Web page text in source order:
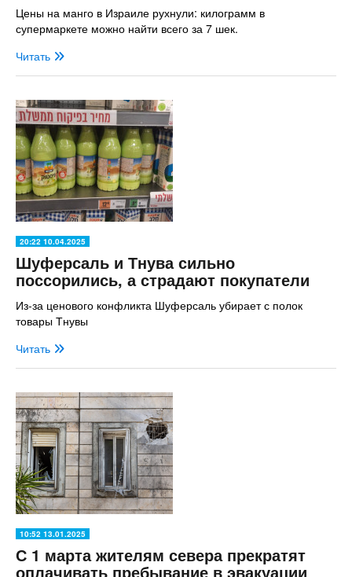
Цены на манго в Израиле рухнули: килограмм в
супермаркете можно найти всего за 7 шек.
Читать
20:22 10.04.2025
Шуферсаль и Тнува сильно
поссорились, а страдают покупатели
Из-за ценового конфликта Шуферсаль убирает с полок
товары Тнувы
Читать
10:52 13.01.2025
С 1 марта жителям севера прекратят
оплачивать пребывание в эвакуации